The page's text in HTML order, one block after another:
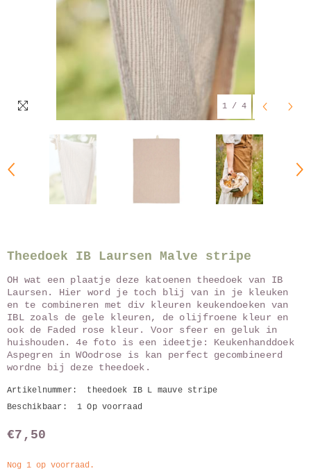
1 / 4
Theedoek IB Laursen Malve stripe
OH wat een plaatje deze katoenen theedoek van IB
Laursen. Hier word je toch blij van in je kleuken
en te combineren met div kleuren keukendoeken van
IBL zoals de gele kleuren, de olijfroene kleur en
ook de Faded rose kleur. Voor sfeer en geluk in
huishouden. 4e foto is een ideetje: Keukenhanddoek
Aspegren in WOodrose is kan perfect gecombineerd
wordne bij deze theedoek.
Artikelnummer:
theedoek IB L mauve stripe
Beschikbaar:
1 Op voorraad
€7,50
Nog 1 op voorraad.